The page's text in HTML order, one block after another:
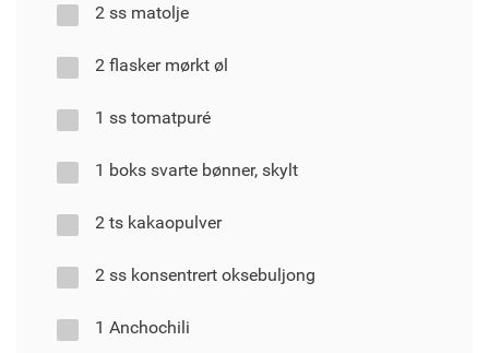
2 ss matolje
2 flasker mørkt øl
1 ss tomatpuré
1 boks svarte bønner, skylt
2 ts kakaopulver
2 ss konsentrert oksebuljong
1 Anchochili